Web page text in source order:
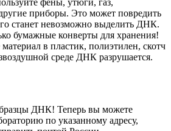
фены, утюги, газ,
приборы. Это может повредить
станет невозможно выделить ДНК.
бумажные конверты для хранения!
в пластик, полиэтилен, скотч
среде ДНК разрушается.
ДНК! Теперь вы можете
по указанному адресу,